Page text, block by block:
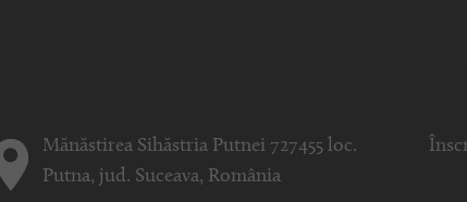
Mănăstirea Sihăstria Putnei 727455 loc.
Putna, jud. Suceava, România